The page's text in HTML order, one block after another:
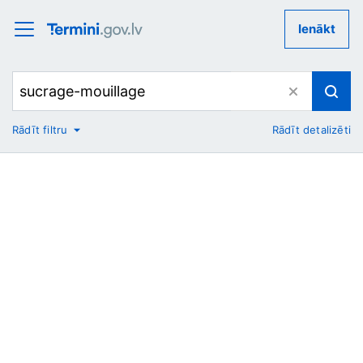
Ienākt
No
Rādīt filtru Rādīt detalizēti